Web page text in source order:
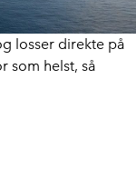
losser direkte på
som helst, så